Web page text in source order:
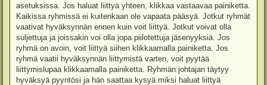
asetuksissa. Jos haluat liittyä yhteen, klikkaa vastaavaa painiketta.
Kaikissa ryhmissä ei kuitenkaan ole vapaata pääsyä. Jotkut ryhmät
vaativat hyväksynnän ennen kuin voit liittyä. Jotkut voivat olla
suljettuja ja joissakin voi olla jopa piilotettuja jäsenyyksiä. Jos
ryhmä on avoin, voit liittyä siihen klikkaamalla painiketta. Jos
ryhmä vaatii hyväksynnän liittymistä varten, voit pyytää
liittymislupaa klikkaamalla painiketta. Ryhmän johtajan täytyy
hyväksyä pyyntösi ja hän saattaa kysyä miksi haluat liittyä